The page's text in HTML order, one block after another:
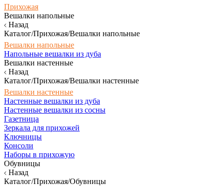
Прихожая
Вешалки напольные
Назад
Каталог/Прихожая/Вешалки напольные
Вешалки напольные
Напольные вешалки из дуба
Вешалки настенные
Назад
Каталог/Прихожая/Вешалки настенные
Вешалки настенные
Настенные вешалки из дуба
Настенные вешалки из сосны
Газетница
Зеркала для прихожей
Ключницы
Консоли
Наборы в прихожую
Обувницы
Назад
Каталог/Прихожая/Обувницы